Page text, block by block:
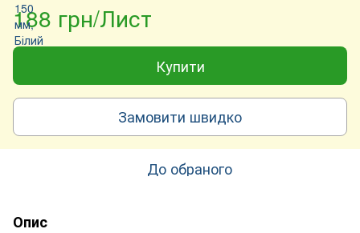
188 грн/Лист
Купити
Замовити швидко
До обраного
Опис